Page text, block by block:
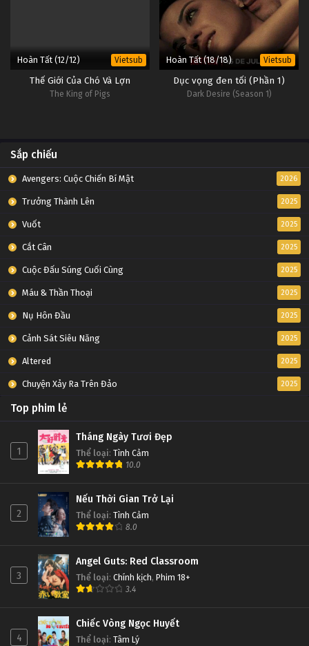
Hoàn Tất (12/12) Vietsub
Thế Giới Của Chó Và Lợn
The King of Pigs
Hoàn Tất (18/18) Vietsub
Dục vọng đen tối (Phần 1)
Dark Desire (Season 1)
Sắp chiếu
Avengers: Cuộc Chiến Bí Mật 2026
Trưởng Thành Lên 2025
Vuốt 2025
Cắt Cân 2025
Cuộc Đấu Súng Cuối Cùng 2025
Máu & Thần Thoại 2025
Nụ Hôn Đầu 2025
Cảnh Sát Siêu Năng 2025
Altered 2025
Chuyện Xảy Ra Trên Đảo 2025
Top phim lẻ
1
Tháng Ngày Tươi Đẹp
Thể loại: Tình Cảm
10.0
2
Nếu Thời Gian Trở Lại
Thể loại: Tình Cảm
8.0
3
Angel Guts: Red Classroom
Thể loại: Chính kịch, Phim 18+
3.4
4
Chiếc Vòng Ngọc Huyết
Thể loại: Tâm Lý